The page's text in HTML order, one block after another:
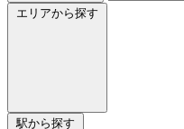
エリアから探す
駅から探す